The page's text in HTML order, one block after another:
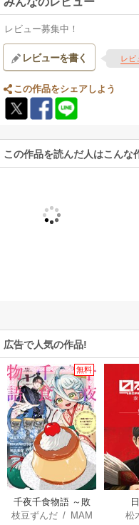
レビュー募集中！
レビューを書く レビ
この作品をシェアしよう
この作品を読んだ人はこんな
広告で人気の作品!
無料
千夜千食物語 ～敗
国の姫ですが氷の
枝豆ずんだ/ MAM
松